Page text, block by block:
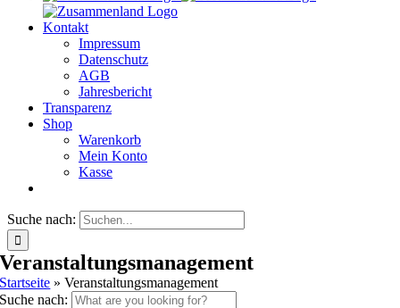
Kontakt
Impressum
Datenschutz
AGB
Jahresbericht
Transparenz
Shop
Warenkorb
Mein Konto
Kasse
Suche nach:
Veranstaltungsmanagement
Startseite »Veranstaltungsmanagement
Suche nach: